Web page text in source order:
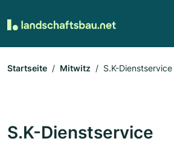
Startseite Mitwitz S.K-Dienstservice
S.K-Dienstservice